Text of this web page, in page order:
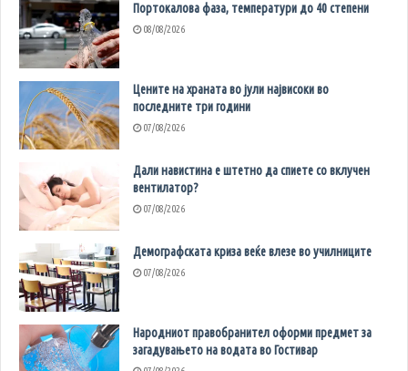
Портокалова фаза, температури до 40 степени
08/08/2026
Цените на храната во јули највисоки во
последните три години
07/08/2026
Дали навистина е штетно да спиете со вклучен
вентилатор?
07/08/2026
Демографската криза веќе влезе во училниците
07/08/2026
Народниот правобранител оформи предмет за
загадувањето на водата во Гостивар